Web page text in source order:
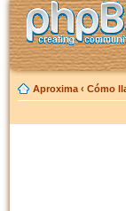
Aproxima ‹ Cómo